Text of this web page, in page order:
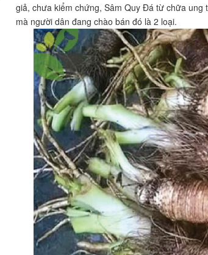
giả, chưa kiểm chứng, Sâm Quy Đá từ chữa ung
mà người dân đang chào bán đó là 2 loại.